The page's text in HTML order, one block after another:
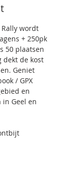
Rally wordt
+ 250pk
50 plaatsen
dekt de kost
Geniet
/ GPX
en
Geel en